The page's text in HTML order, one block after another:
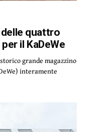
quattro
il KaDeWe
grande magazzino
interamente